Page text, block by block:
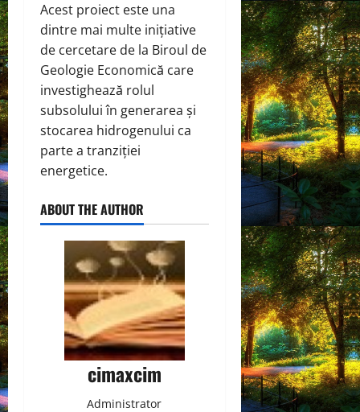
Acest proiect este una
dintre mai multe inițiative
de cercetare de la Biroul de
Geologie Economică care
investighează rolul
subsolului în generarea și
stocarea hidrogenului ca
parte a tranziției
energetice.
ABOUT THE AUTHOR
cimaxcim
Administrator